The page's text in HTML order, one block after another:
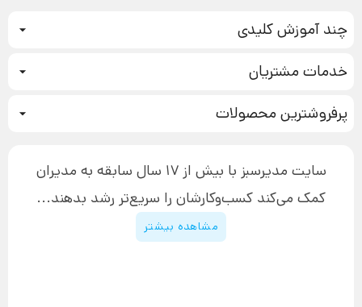
چند آموزش کلیدی
بازاریابی عصبی
تبلیغ نویسی
افزایش عملکرد
چگونه کتاب بنویسیم
دوره اینستاگرام
خدمات مشتریان
آموزش دسترسی به دانلود فایل‌ها
پیگیری سفارش
پشتیبانی
قوانین و مقررات سایت
پرفروشترین محصولاتدوره جدید سیستم سازی
سایت مدیرسبز با بیش از 17 سال سابقه به مدیران
کمک می‌کند کسب‌و‌کارشان را سریع‌تر رشد بدهند...
مشاهده بیشتر